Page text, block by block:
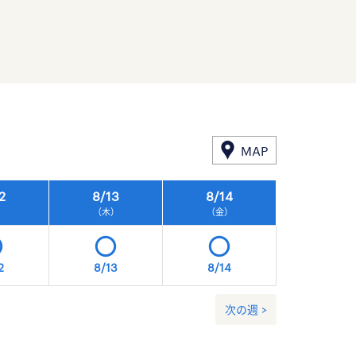
MAP
8/13
（木）
8/14
（金）
8/13 8/14
次の週 >